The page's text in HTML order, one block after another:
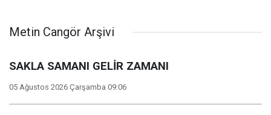
Metin Cangör Arşivi
SAKLA SAMANI GELİR ZAMANI
05 Ağustos 2026 Çarşamba 09:06